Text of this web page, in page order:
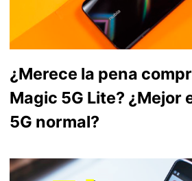
¿Merece la pena
Magic 5G Lite? ¿Mejor
5G normal?